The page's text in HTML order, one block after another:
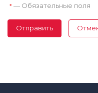
* — Обязательные поля
Отправить